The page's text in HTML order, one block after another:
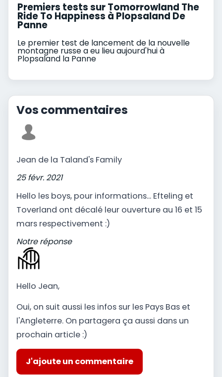
Premiers tests sur Tomorrowland The
Ride To Happiness à Plopsaland De
Panne
Le premier test de lancement de la nouvelle
montagne russe a eu lieu aujourd'hui à
Plopsaland la Panne
Vos commentaires
Jean de la Taland's Family
25 févr. 2021
Hello les boys, pour informations... Efteling et
Toverland ont décalé leur ouverture au 16 et 15
mars respectivement :)
Notre réponse
Hello Jean,
Oui, on suit aussi les infos sur les Pays Bas et
l'Angleterre. On partagera ça aussi dans un
prochain article :)
J'ajoute un commentaire